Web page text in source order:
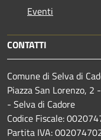
Eventi
CONTATTI
Comune di Selva di
Piazza San Lorenzo,
- Selva di Cadore
Codice Fiscale:
Partita IVA: